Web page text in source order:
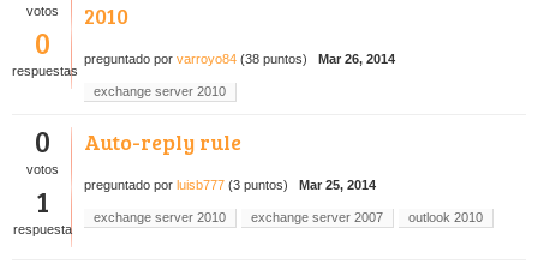
votos
0
respuestas
2010
preguntado por varroyo84 (38 puntos) Mar 26, 2014
exchange server 2010
0
votos
1
respuesta
Auto-reply rule
preguntado por luisb777 (3 puntos) Mar 25, 2014
exchange server 2010 exchange server 2007 outlook 2010